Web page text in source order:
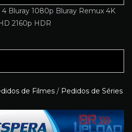
de Filmes / Pedidos de Séries